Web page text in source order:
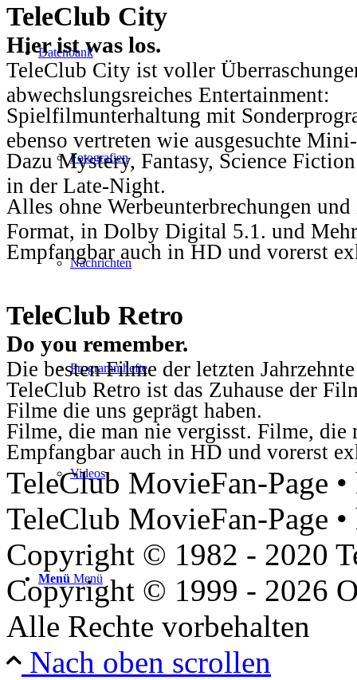
Datenbank
Fotografien
Nachrichten
Programmhefte
Videos
Menü Menü
TeleClub City
Hier ist was los.
TeleClub City ist voller
abwechslungsreiches Entertainment:
Spielfilmunterhaltung mit
ebenso vertreten wie ausgesuchte
Dazu Mystery, Fantasy, Science
in der Late-Night.
Alles ohne Werbeunterbrechungen
Format, in Dolby Digital 5.1. und
Empfangbar auch in HD und vorerst
TeleClub Retro
Do you remember.
Die besten Filme der letzten
TeleClub Retro ist das Zuhause der
Filme die uns geprägt haben.
Filme, die man nie vergisst. Filme, die
Empfangbar auch in HD und vorerst
TeleClub MovieFan-Page
TeleClub MovieFan-Page
Copyright © 1982 - 2020
Copyright © 1999 - 2026
Alle Rechte vorbehalten
Nach oben scrollen